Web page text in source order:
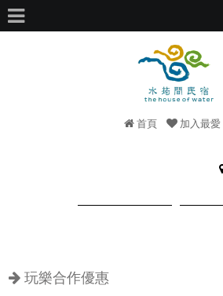
首頁 加入最愛
玩樂合作優惠